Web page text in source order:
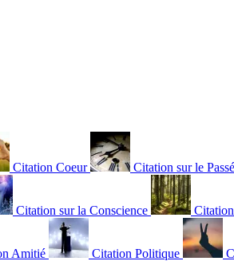
Citation Coeur Citation sur le Passé
Citation sur la Conscience
Amitié Citation Politique